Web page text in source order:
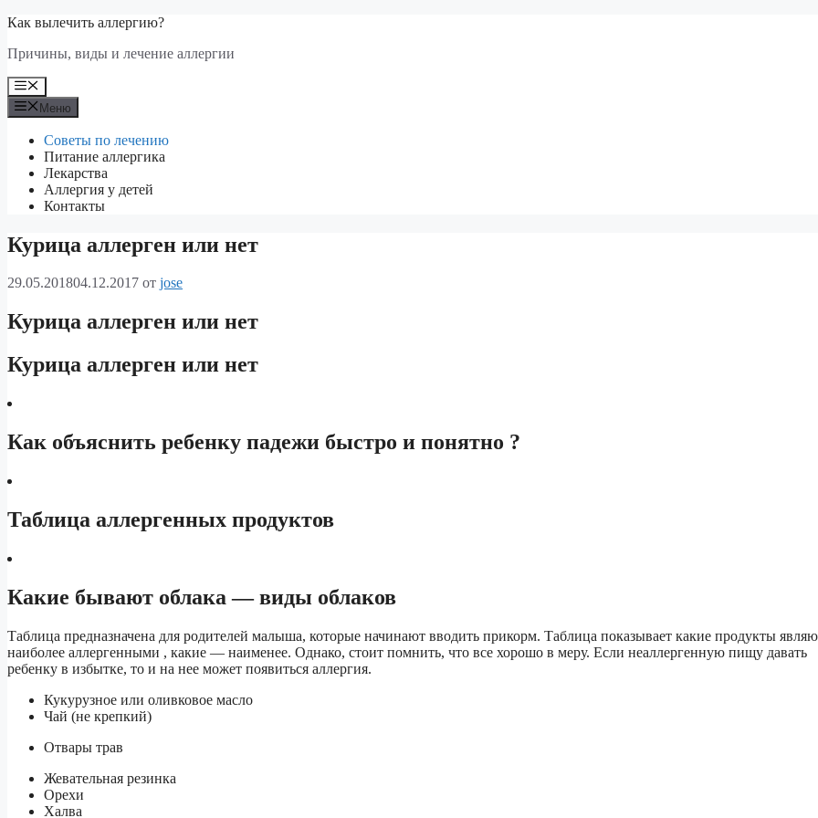
Перейти
содержимому
Как вылечить аллергию?
Причины, виды и лечение аллергии
Меню
Меню
Советы по лечению
Питание аллергика
Лекарства
Аллергия у детей
Контакты
Курица аллерген или нет
29.05.201804.12.2017 от jose
Курица аллерген или нет
Курица аллерген или нет
Как объяснить ребенку падежи быстро и понятно ?
Таблица аллергенных продуктов
Какие бывают облака — виды облаков
Таблица предназначена для родителей малыша, которые начинают вводить прикорм. Таблица показывает какие продукты
наиболее аллергенными , какие — наименее. Однако, стоит помнить, что все хорошо в меру. Если неаллергенную пищу давать
ребенку в избытке, то и на нее может появиться аллергия.
Кукурузное или оливковое масло
Чай (не крепкий)
Отвары трав
Жевательная резинка
Орехи
Халва